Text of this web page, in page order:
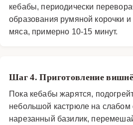
кебабы, периодически
образования румяной корочки и
мяса, примерно 10-15 минут.
Шаг 4. Приготовление
Пока кебабы жарятся,
небольшой кастрюле на слабом
нарезанный базилик,